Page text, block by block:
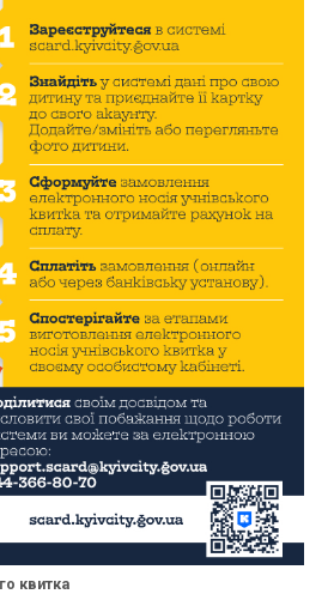
квитка